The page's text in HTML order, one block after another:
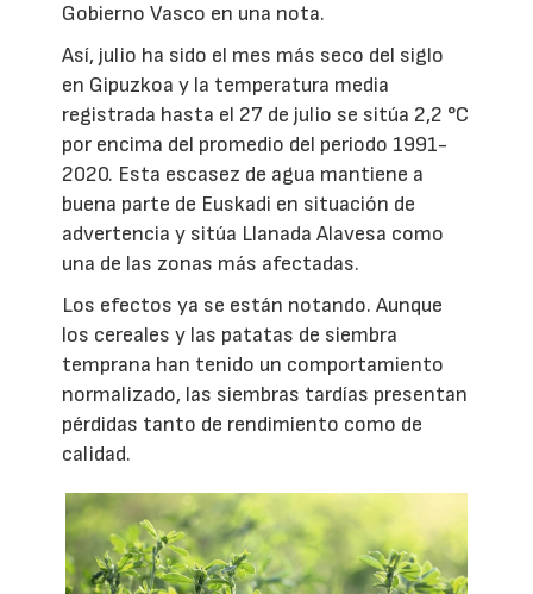
Gobierno Vasco en una nota.
Así, julio ha sido el mes más seco del siglo
en Gipuzkoa y la temperatura media
registrada hasta el 27 de julio se sitúa 2,2 °C
por encima del promedio del periodo 1991-
2020. Esta escasez de agua mantiene a
buena parte de Euskadi en situación de
advertencia y sitúa Llanada Alavesa como
una de las zonas más afectadas.
Los efectos ya se están notando. Aunque
los cereales y las patatas de siembra
temprana han tenido un comportamiento
normalizado, las siembras tardías presentan
pérdidas tanto de rendimiento como de
calidad.